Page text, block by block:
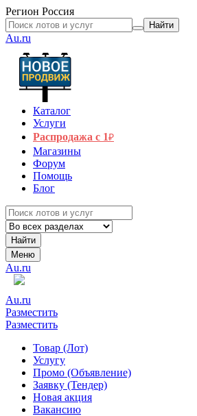
Регион Россия
Найти
Au.ru
Каталог
Услуги
Распродажа с 1₽
Магазины
Форум
Помощь
Блог
Найти
Меню
Au.ru
Au.ru
Разместить
Разместить
Товар (Лот)
Услугу
Промо (Объявление)
Заявку (Тендер)
Новая акция
Вакансию